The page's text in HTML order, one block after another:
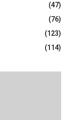
(47)
(76)
(123)
(114)